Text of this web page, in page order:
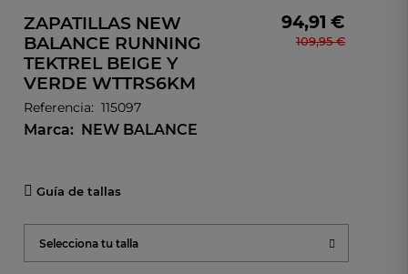
ZAPATILLAS NEW
BALANCE RUNNING
TEKTREL BEIGE Y
VERDE WTTRS6KM
Referencia: 115097
Marca: NEW BALANCE
94,91 €
109,95 €
Guía de tallas
Selecciona tu talla